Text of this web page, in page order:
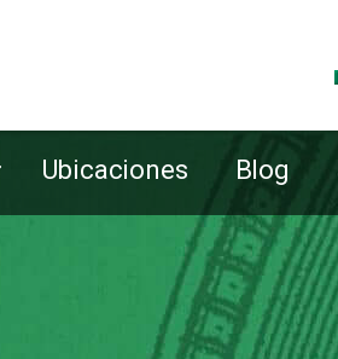
Ubicaciones Blog